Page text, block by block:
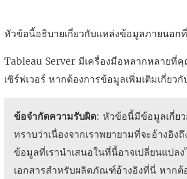
หัวข้อนี้อธิบายเกี่ยวกับแหล่งข้อมูลภายนอ
Tableau Server มีเครื่องมือหลากหลายที่
เซิร์ฟเวอร์ หากต้องการข้อมูลเพิ่มเติมเกี่ยว
ข้อจำกัดความรับผิด: หัวข้อนี้มีข้อมูลเกี่
ทราบว่าเนื่องจากเราพยายามที่จะอ้างอิ
ข้อมูลที่เรานำเสนอในที่นี้อาจเปลี่ยนแปล
เอกสารสำหรับผลิตภัณฑ์อ้างอิงที่นี่ หากต้